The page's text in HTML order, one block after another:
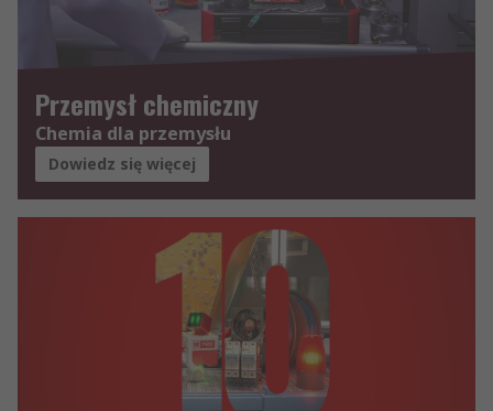
Przemysł chemiczny
Chemia dla przemysłu
Dowiedz się więcej